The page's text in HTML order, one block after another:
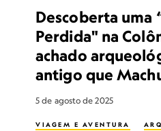
Descoberta uma
Perdida" na
achado
antigo que
5 de agosto de 2025
VIAGEM E AVENTURA